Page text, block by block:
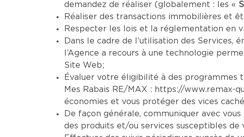
demandez de réaliser (globalement : les «
Réaliser des transactions immobilières et
Respecter les lois et la réglementation en
Dans le cadre de l’utilisation des
l’Agence a recours à une technologie
Site Web;
Évaluer votre éligibilité à des programmes
Mes Rabais RE/MAX : https://www.remax-
économies et vous protéger des vices
De façon générale, communiquer avec
des produits et/ou services susceptibles de